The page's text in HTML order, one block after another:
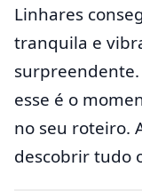
Linhares
tranquila e
surpreendente.
esse é o
no seu roteiro.
descobrir tudo